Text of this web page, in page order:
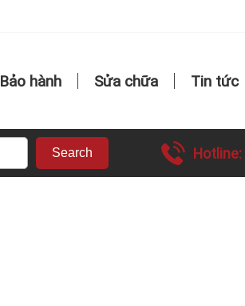
Bảo hành Sửa chữa Tin tức
Search Hotline: